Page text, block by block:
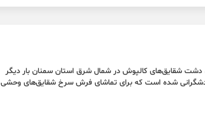
دشت شقایق‌های کالپوش در شمال شرق استان سمنان بار دیگر
شده است که برای تماشای فرش سرخ شقایق‌های وحشی